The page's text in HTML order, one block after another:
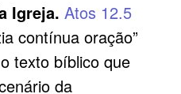
Igreja. Atos 12.5
contínua oração”
texto bíblico que
da